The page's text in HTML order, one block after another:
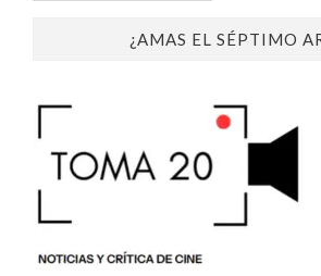
¿AMAS EL SÉPTIMO